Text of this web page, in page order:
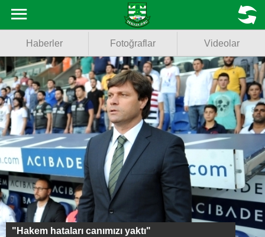
Fotoğraflar
Videolar
Basketbol
Voleybol
Puan Durumu
Fikstür
Facebook
MENU
Haberler Fotoğraflar Videolar
"Hakem hataları canımızı yaktı"